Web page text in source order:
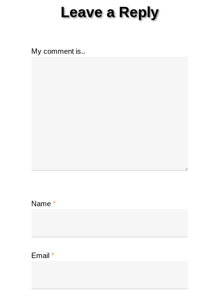
Leave a Reply
My comment is..
Name *
Email *